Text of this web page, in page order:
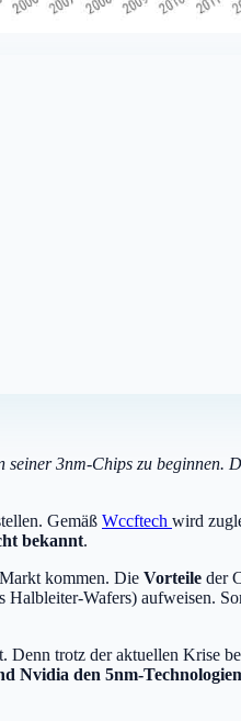
3nm-Chips zu beginnen.
Gemäß Wccftech wird
bekannt.
kommen. Die Vorteile der
Halbleiter-Wafers) aufweisen.
Denn trotz der aktuellen Krise
Nvidia den 5nm-